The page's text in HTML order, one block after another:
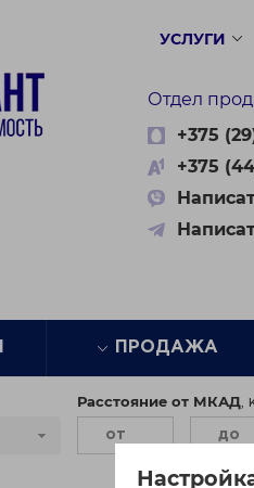
УСЛУГИ
Отдел
+375
+375
ПРОДАЖА
Расстояние от МКАД